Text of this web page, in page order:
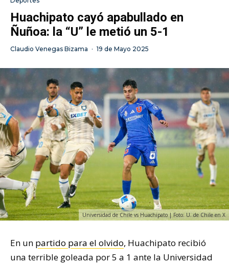
Huachipato cayó apabullado en
Ñuñoa: la “U” le metió un 5-1
Claudio Venegas Bizama · 19 de Mayo 2025
Universidad de Chile vs Huachipato | Foto: U. de Chile en X
En un partido para el olvido, Huachipato recibió
una terrible goleada por 5 a 1 ante la Universidad